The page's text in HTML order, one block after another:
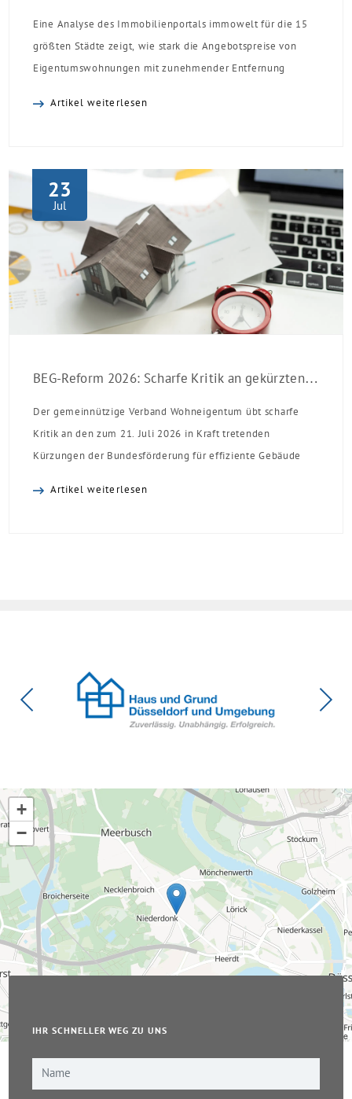
Eine Analyse des Immobilienportals immowelt für die 15
größten Städte zeigt, wie stark die Angebotspreise von
Eigentumswohnungen mit zunehmender Entfernung
Artikel weiterlesen
23
Jul
BEG-Reform 2026: Scharfe Kritik an gekürzten Sanierungsförderungen
Der gemeinnützige Verband Wohneigentum übt scharfe
Kritik an den zum 21. Juli 2026 in Kraft tretenden
Kürzungen der Bundesförderung für effiziente Gebäude
Artikel weiterlesen
+
−
© OpenStreetMap-Mitwirkende
IHR SCHNELLER WEG ZU UNS